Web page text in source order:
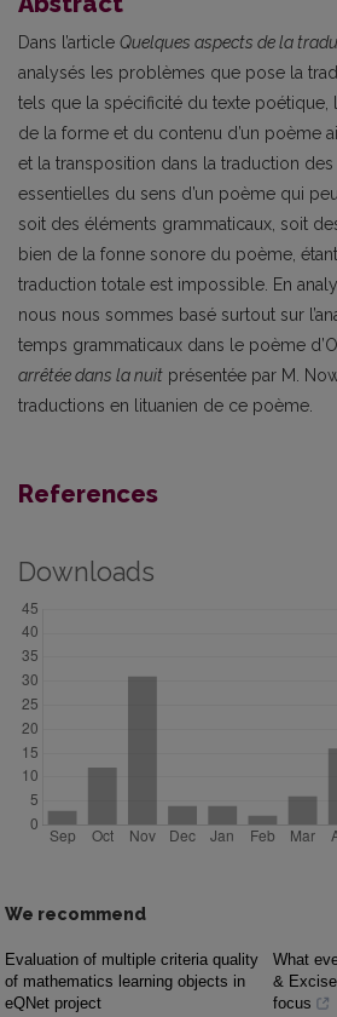
Dans l’article Quelques aspects de la
analysés les problèmes que pose la
tels que la spécificité du texte poétique,
de la forme et du contenu d’un poème
et la transposition dans la traduction
essentielles du sens d’un poème qui
soit des éléments grammaticaux, soit
bien de la fonne sonore du poème,
traduction totale est impossible. En
nous nous sommes basé surtout sur
temps grammaticaux dans le poème
arrêtée dans la nuit présentée par M.
traductions en lituanien de ce poème.
References
Downloads
We recommend
Evaluation of multiple criteria quality
of mathematics learning objects in
eQNet project
What
&
focus